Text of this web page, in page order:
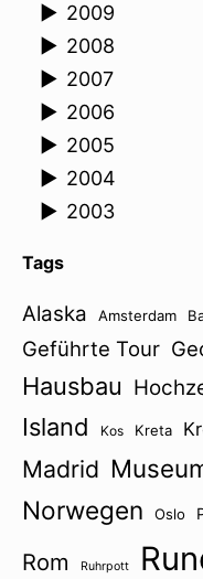
► 2009
► 2008
► 2007
► 2006
► 2005
► 2004
► 2003
Tags
Alaska Amsterdam
Geführte Tour
Hausbau
Island
Kos Kreta
Madrid
Norwegen Oslo
Rom Ruhrpott